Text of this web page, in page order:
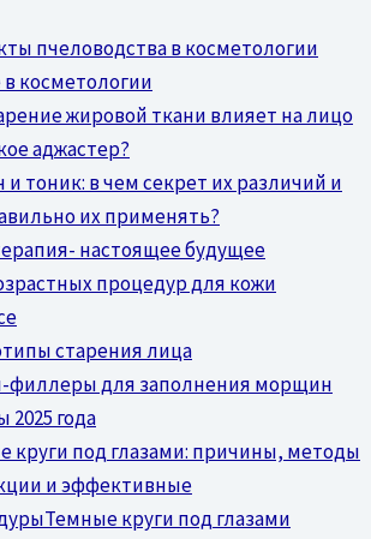
пчеловодства в косметологии
косметологии
жировой ткани влияет на лицо
аджастер?
и тоник: в чем секрет их различий и
их применять?
настоящее будущее
процедур для кожи
старения лица
филлеры для заполнения морщин
2025 года
круги под глазами: причины, методы
и эффективные
круги под глазами